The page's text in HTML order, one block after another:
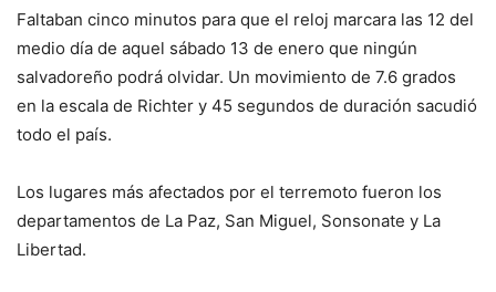
Faltaban cinco minutos para que el reloj marcara las 12 del
medio día de aquel sábado 13 de enero que ningún
salvadoreño podrá olvidar. Un movimiento de 7.6 grados
en la escala de Richter y 45 segundos de duración sacudió
todo el país.
Los lugares más afectados por el terremoto fueron los
departamentos de La Paz, San Miguel, Sonsonate y La
Libertad.